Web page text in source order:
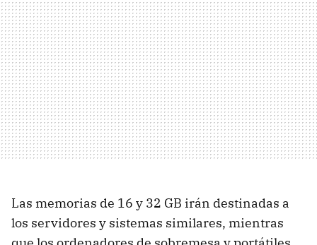
Las memorias de 16 y 32 GB irán destinadas a
los servidores y sistemas similares, mientras